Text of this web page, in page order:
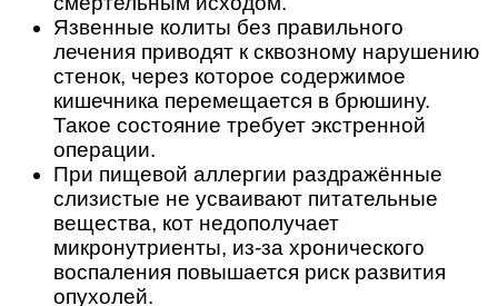
Язвенные колиты без правильного
лечения приводят к сквозному нарушению
стенок, через которое содержимое
кишечника перемещается в брюшину.
Такое состояние требует экстренной
операции.
При пищевой аллергии раздражённые
слизистые не усваивают питательные
вещества, кот недополучает
микронутриенты, из-за хронического
воспаления повышается риск развития
опухолей.